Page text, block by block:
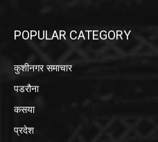
POPULAR CATEGORY
कुशीनगर समाचार
पडरौना
कसया
प्रदेश